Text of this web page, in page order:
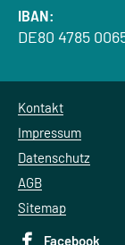
IBAN:
DE80 4785
Kontakt
Impressum
Datenschutz
AGB
Sitemap
Facebook